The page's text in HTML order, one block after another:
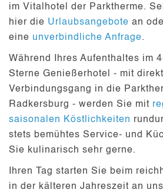
im Vitalhotel der Parktherme.
hier die Urlaubsangebote an
eine unverbindliche Anfrage.
Während Ihres Aufenthaltes im
Sterne Genießerhotel - mit
Verbindungsgang in die
Radkersburg - werden Sie mit
saisonalen Köstlichkeiten
stets bemühtes Service- und
Sie kulinarisch sehr gerne.
Ihren Tag starten Sie beim
in der kälteren Jahreszeit an